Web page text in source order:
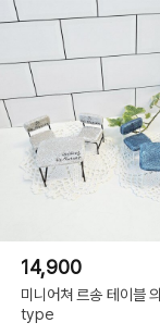
14,900
미니어쳐 르송 테이블
type